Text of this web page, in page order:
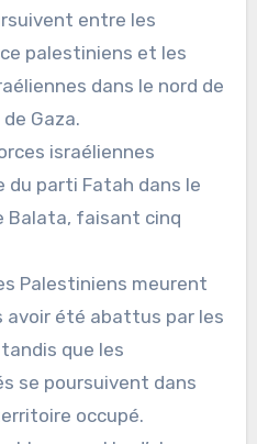
entre les
palestiniens et les
dans le nord de
Gaza.
israéliennes
du parti Fatah dans le
Balata, faisant cinq
Palestiniens meurent
avoir été abattus par les
que les
se poursuivent dans
occupé.